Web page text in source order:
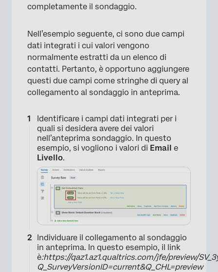
completamente il sondaggio.
Nell’esempio seguente, ci sono due campi
dati integrati i cui valori vengono
normalmente estratti da un elenco di
contatti. Pertanto, è opportuno aggiungere
questi due campi come stringhe di query al
collegamento al sondaggio in anteprima.
Identificare i campi dati integrati per i
quali si desidera avere dei valori
nell’anteprima sondaggio. In questo
esempio, si vogliono i valori di Email e
Livello.
Individuare il collegamento al sondaggio
in anteprima. In questo esempio, il link
è:https://qaz1.az1.qualtrics.com/jfe/preview/
Q_SurveyVersionID=current&Q_CHL=preview